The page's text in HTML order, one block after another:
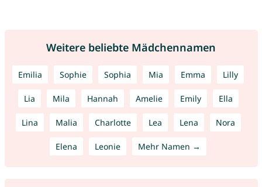
Weitere beliebte Mädchennamen
Emilia Sophie Sophia Mia Emma Lilly
Lia Mila Hannah Amelie Emily Ella
Lina Malia Charlotte Lea Lena Nora
Elena Leonie Mehr Namen →